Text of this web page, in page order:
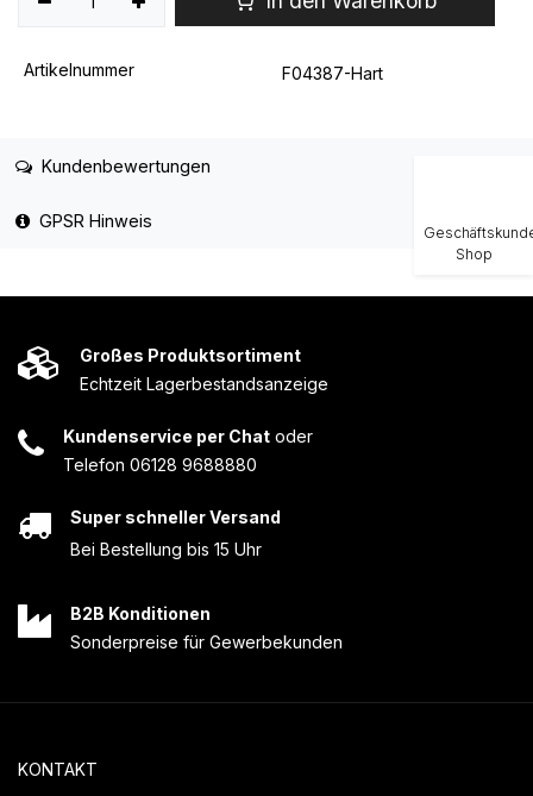
Artikelnummer F04387-Hart
Kundenbewertungen
GPSR Hinweis
Großes Produktsortiment
Echtzeit Lagerbestandsanzeige
Kundenservice per Chat oder
Telefon 06128 9688880
Super schneller Versand
Bei Bestellung bis 15 Uhr
B2B Konditionen
Sonderpreise für Gewerbekunden
KONTAKT
Shop